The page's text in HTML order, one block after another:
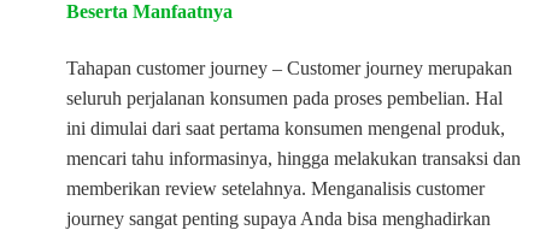
Beserta Manfaatnya
Tahapan customer journey – Customer journey merupakan
seluruh perjalanan konsumen pada proses pembelian. Hal
ini dimulai dari saat pertama konsumen mengenal produk,
mencari tahu informasinya, hingga melakukan transaksi dan
memberikan review setelahnya. Menganalisis customer
journey sangat penting supaya Anda bisa menghadirkan